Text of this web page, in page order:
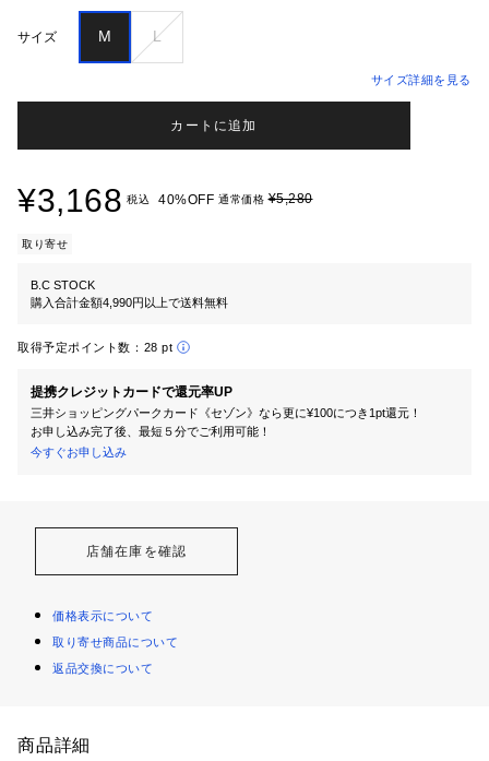
サイズ M L
サイズ詳細を見る
カートに追加
¥3,168 税込 40%OFF 通常価格¥5,280
取り寄せ
B.C STOCK
購入合計金額4,990円以上で送料無料
取得予定ポイント数： 28 pt
提携クレジットカードで還元率UP
三井ショッピングパークカード《セゾン》なら更に¥100につき1pt還元！
お申し込み完了後、最短５分でご利用可能！
今すぐお申し込み
店舗在庫を確認
価格表示について
取り寄せ商品について
返品交換について
商品詳細